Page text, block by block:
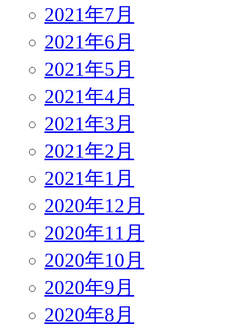
2021年7月
2021年6月
2021年5月
2021年4月
2021年3月
2021年2月
2021年1月
2020年12月
2020年11月
2020年10月
2020年9月
2020年8月